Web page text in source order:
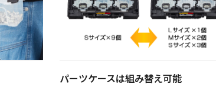
パーツケースは組み替え可能